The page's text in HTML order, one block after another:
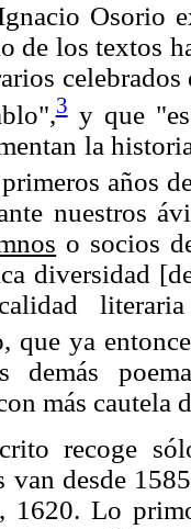
Osorio
de los textos
3y que "es
la
años
nuestros
o socios
diversidad
que ya
más cautela
recoge
van desde
1620. Lo